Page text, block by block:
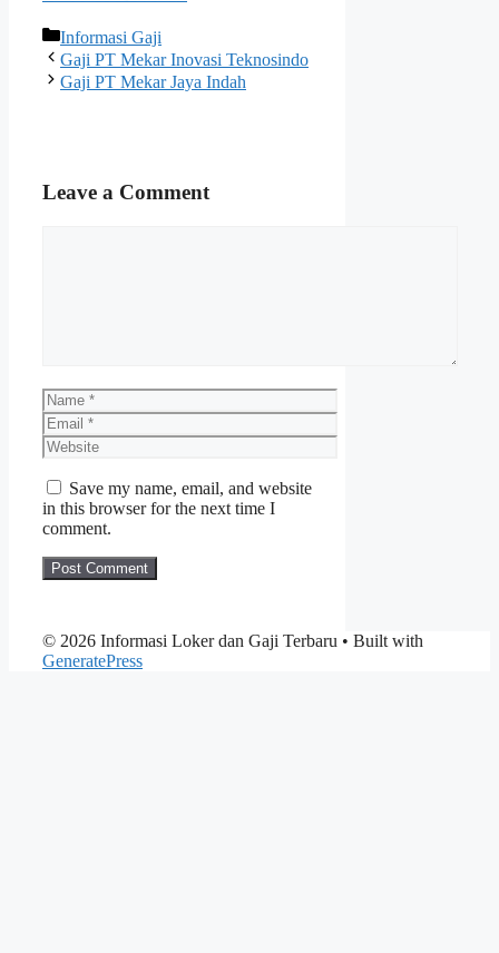
Categories
Informasi Gaji
Gaji PT Mekar Inovasi Teknosindo
Gaji PT Mekar Jaya Indah
Leave a Comment
Name
Email
Website
Save my name, email, and website
in this browser for the next time I
comment.
© 2026 Informasi Loker dan Gaji Terbaru • Built with
GeneratePress